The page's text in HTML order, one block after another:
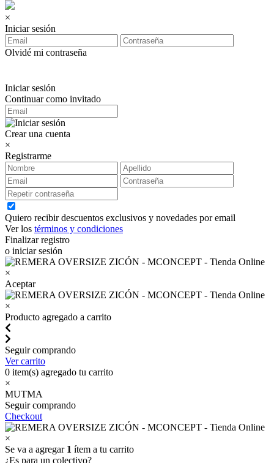
×
Iniciar sesión
Olvidé mi contraseña
Iniciar sesión
Continuar como invitado
Crear una cuenta
×
Registrarme
Quiero recibir descuentos exclusivos y novedades por email
Ver los términos y condiciones
Finalizar registro
o iniciar sesión
×
Aceptar
×
Producto agregado a carrito
Seguir comprando
Ver carrito
0 item(s) agregado tu carrito
×
MUTMA
Seguir comprando
Checkout
×
Se va a agregar 1 ítem a tu carrito
¿Es para un colectivo?